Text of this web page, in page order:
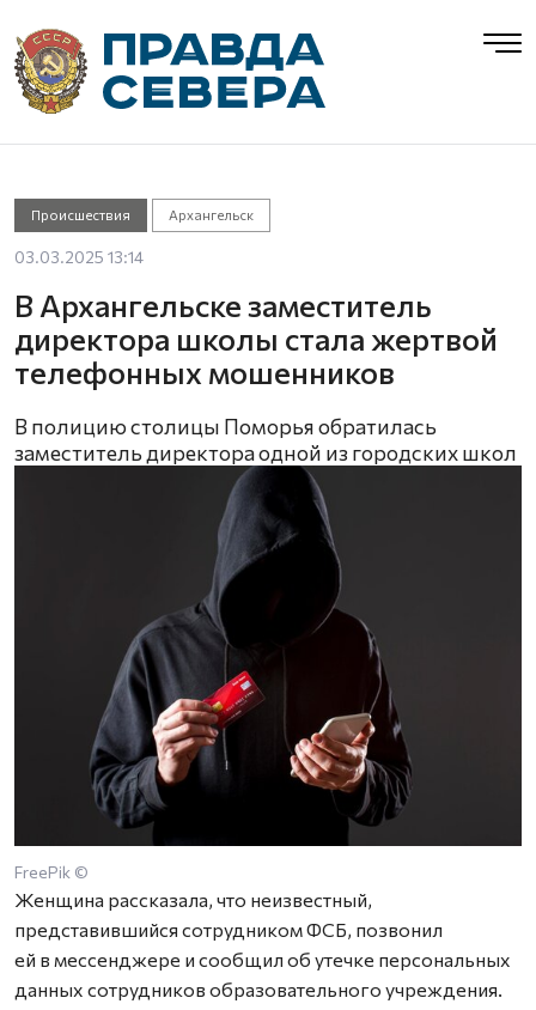
Происшествия Архангельск
03.03.2025 13:14
В Архангельске заместитель
директора школы стала жертвой
телефонных мошенников
В полицию столицы Поморья обратилась
заместитель директора одной из городских школ
FreePik ©
Женщина рассказала, что неизвестный,
представившийся сотрудником ФСБ, позвонил
ей в мессенджере и сообщил об утечке персональных
данных сотрудников образовательного учреждения.